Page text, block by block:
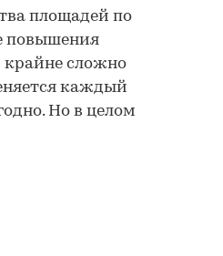
площадей по
повышения
крайне сложно
каждый
Но в целом